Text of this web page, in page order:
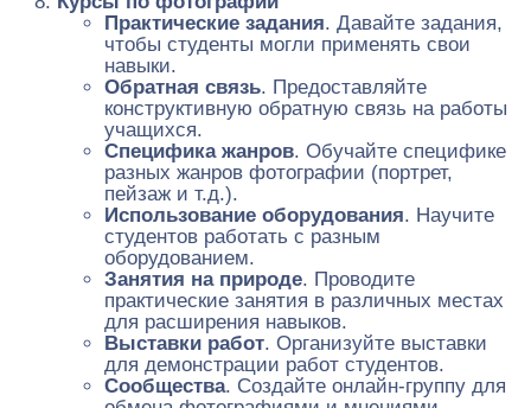
Практические задания. Давайте задания,
чтобы студенты могли применять свои
навыки.
Обратная связь. Предоставляйте
конструктивную обратную связь на работы
учащихся.
Специфика жанров. Обучайте специфике
разных жанров фотографии (портрет,
пейзаж и т.д.).
Использование оборудования. Научите
студентов работать с разным
оборудованием.
Занятия на природе. Проводите
практические занятия в различных местах
для расширения навыков.
Выставки работ. Организуйте выставки
для демонстрации работ студентов.
Сообщества. Создайте онлайн-группу для